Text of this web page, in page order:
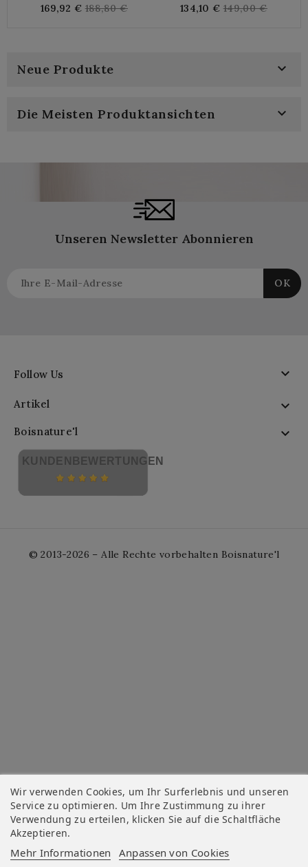
Matratze
169,92 € Regular
188,80 €
Cradle - Landau Puppe
134,10 € Regular
149,00 €
Neue Produkte 
Die Meisten Produktansichten 
Unseren Newsletter Abonnieren
Follow Us 
Artikel 
Boisnature'l 
Wir verwenden Cookies, um Ihr Surferlebnis und unseren
Service zu optimieren. Um Ihre Zustimmung zu ihrer
Verwendung zu erteilen, klicken Sie auf die Schaltfläche
Akzeptieren.
Mehr Informationen Anpassen von Cookies
KUNDENBEWERTUNGEN
© 2013-2026 – Alle Rechte vorbehalten Boisnature'l